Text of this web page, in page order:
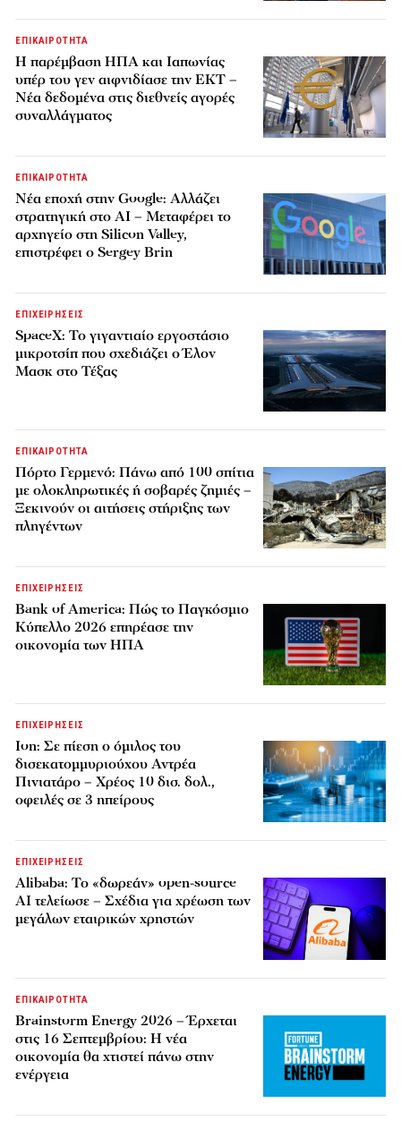
ΕΠΙΚΑΙΡΟΤΗΤΑ
Η παρέμβαση ΗΠΑ και Ιαπωνίας
υπέρ του γεν αιφνιδίασε την ΕΚΤ –
Νέα δεδομένα στις διεθνείς αγορές
συναλλάγματος
ΕΠΙΚΑΙΡΟΤΗΤΑ
Νέα εποχή στην Google: Αλλάζει
στρατηγική στο AI – Μεταφέρει το
αρχηγείο στη Silicon Valley,
επιστρέφει ο Sergey Brin
ΕΠΙΧΕΙΡΗΣΕΙΣ
SpaceX: Το γιγαντιαίο εργοστάσιο
μικροτσίπ που σχεδιάζει ο Έλον
Μασκ στο Τέξας
ΕΠΙΚΑΙΡΟΤΗΤΑ
Πόρτο Γερμενό: Πάνω από 100 σπίτια
με ολοκληρωτικές ή σοβαρές ζημιές –
Ξεκινούν οι αιτήσεις στήριξης των
πληγέντων
ΕΠΙΧΕΙΡΗΣΕΙΣ
Bank of America: Πώς το Παγκόσμιο
Κύπελλο 2026 επηρέασε την
οικονομία των ΗΠΑ
ΕΠΙΧΕΙΡΗΣΕΙΣ
Ion: Σε πίεση ο όμιλος του
δισεκατομμυριούχου Αντρέα
Πινιατάρο – Χρέος 10 δισ. δολ.,
οφειλές σε 3 ηπείρους
ΕΠΙΧΕΙΡΗΣΕΙΣ
Alibaba: Το «δωρεάν» open-source
AI τελείωσε – Σχέδια για χρέωση των
μεγάλων εταιρικών χρηστών
ΕΠΙΚΑΙΡΟΤΗΤΑ
Brainstorm Energy 2026 – Έρχεται
στις 16 Σεπτεμβρίου: Η νέα
οικονομία θα χτιστεί πάνω στην
ενέργεια